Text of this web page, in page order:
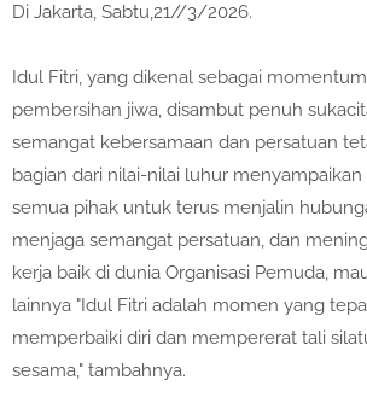
Di Jakarta, Sabtu,21//3/2026.
Idul Fitri, yang dikenal sebagai
pembersihan jiwa, disambut penuh
semangat kebersamaan dan persatuan
bagian dari nilai-nilai luhur
semua pihak untuk terus menjalin
menjaga semangat persatuan, dan
kerja baik di dunia Organisasi Pemuda,
lainnya "Idul Fitri adalah momen yang
memperbaiki diri dan mempererat tali
sesama," tambahnya.